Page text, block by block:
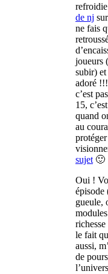
de nj
ne fais
joueurs
subir)
adoré
c’est
15,
quand
au
sujet🙂
Oui !
épisode
gueule,
le fait
aussi,
de